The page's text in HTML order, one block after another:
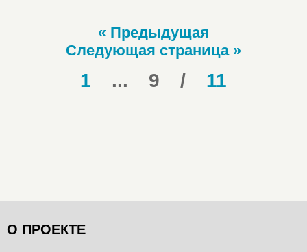
« Предыдущая
Следующая страница »
1 ... 9 / 11
О ПРОЕКТЕ